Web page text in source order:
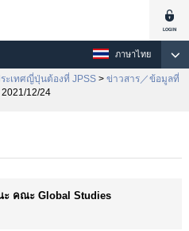
ภาษาไทย
เทศญี่ปุ่นต้องที่ JPSS > ข่าวสาร／ข้อมูลที่
2021/12/24
ะ คณะ Global Studies